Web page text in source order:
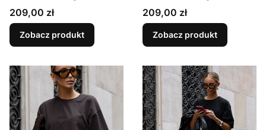
KLER
Cena
209,00 zł
Zobacz produkt
KLER
Cena
209,00 zł
Zobacz produkt